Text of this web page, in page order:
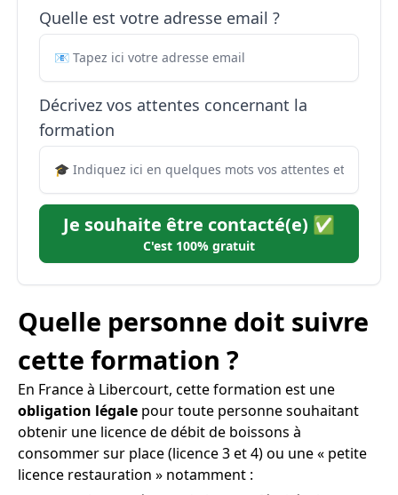
Quelle est votre adresse email ?
Décrivez vos attentes concernant la
formation
Je souhaite être contacté(e) ✅
C'est 100% gratuit
Quelle personne doit suivre
cette formation ?
En France à Libercourt, cette formation est une
obligation légale pour toute personne souhaitant
obtenir une licence de débit de boissons à
consommer sur place (licence 3 et 4) ou une « petite
licence restauration » notamment :